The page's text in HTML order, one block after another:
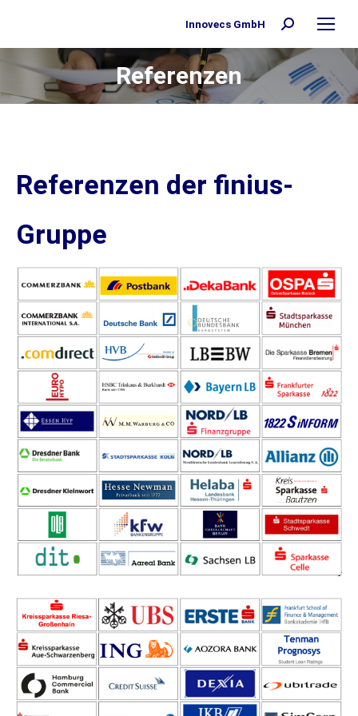
Innovecs GmbH Search:
Referenzen
Sie befinden sich hier:
Referenzen der finius-
Gruppe